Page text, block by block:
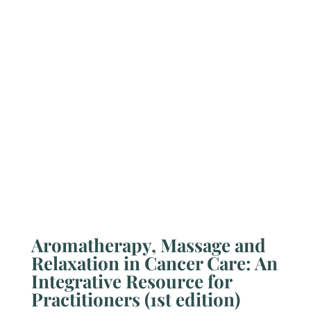
Aromatherapy, Massage and
Relaxation in Cancer Care: An
Integrative Resource for
Practitioners (1st edition)